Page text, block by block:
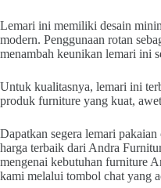
Lemari ini memiliki desain
modern. Penggunaan rotan
menambah keunikan lemari ini
Untuk kualitasnya, lemari ini
produk furniture yang kuat,
Dapatkan segera lemari
harga terbaik dari Andra
mengenai kebutuhan furniture
kami melalui tombol chat yang